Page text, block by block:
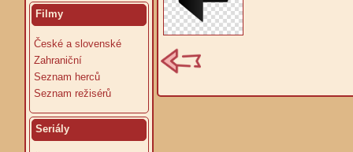
Filmy
České a slovenské
Zahraniční
Seznam herců
Seznam režisérů
Seriály